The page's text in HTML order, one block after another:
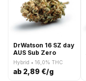
DrWatson 16 SZ day
AUS Sub Zero
Hybrid • 16,0% THC
ab 2,89 €/g